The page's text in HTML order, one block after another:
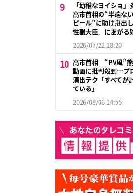
「幼稚なヨイショ」
高市首相の“半端な
ピール”に助け舟出
性副大臣」にあがる
2026/07/22 18:20
高市首相 “PV風”
動画に批判殺到…プ
演出テク「すべてが
ている」
2026/08/06 14:55